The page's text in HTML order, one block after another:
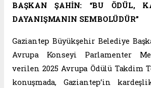
BAŞKAN ŞAHİN: “BU ÖDÜL,
DAYANIŞMANIN SEMBOLÜDÜR”
Gaziantep Büyükşehir Belediye
Avrupa Konseyi Parlamenter
verilen 2025 Avrupa Ödülü Takdim
konuşmada, Gaziantep’in